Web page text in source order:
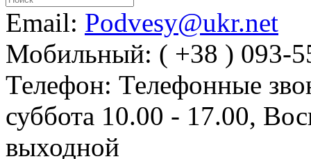
Email: Podvesy@ukr.net
Мобильный: ( +38 ) 093-
Телефон: Телефонные
суббота 10.00 - 17.00,
выходной